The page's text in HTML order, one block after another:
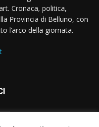
Cronaca, politica,
Provincia di Belluno, con
l’arco della giornata.